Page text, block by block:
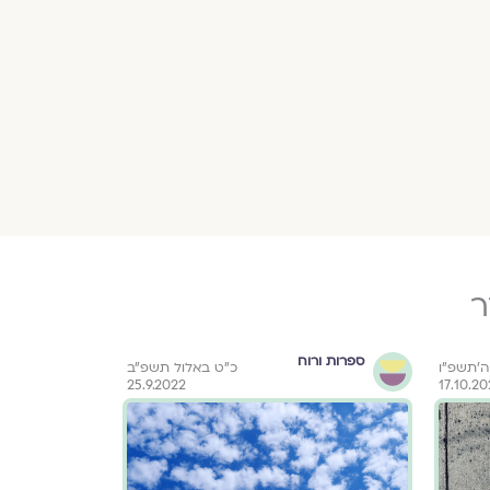
ספרות ורוח
כ״ט באלול תשפ״ב
25.9.2022